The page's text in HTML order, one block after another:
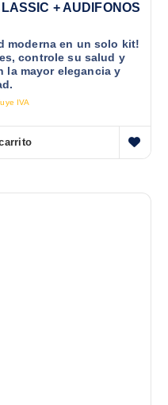
+ AUDIFONOS
moderna en un solo kit!
controle su salud y
la mayor elegancia y
IVA